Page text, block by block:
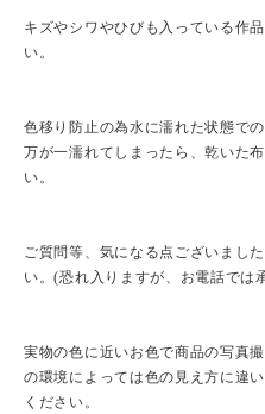
キズやシワやひびも入っている作
い。
色移り防止の為水に濡れた状態で
万が一濡れてしまったら、乾いた
い。
ご質問等、気になる点ございまし
い。(恐れ入りますが、お電話では
実物の色に近いお色で商品の写真
の環境によっては色の見え方に違
ください。